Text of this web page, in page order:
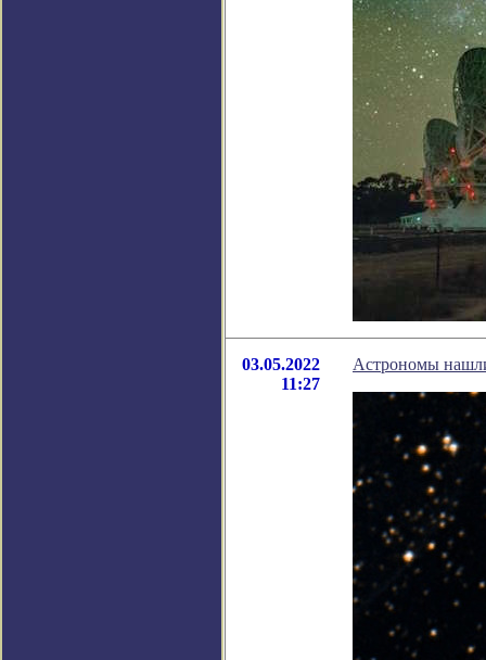
03.05.2022
11:27
Астрономы